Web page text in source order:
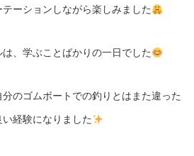
ーションしながら楽しみました
、学ぶことばかりの一日でした
のゴムボートでの釣りとはまた違った
経験になりました